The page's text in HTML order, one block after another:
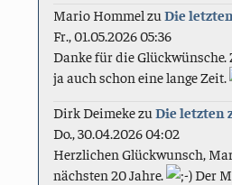
Mario Hommel zuDie
Fr., 01.05.2026 05:36
Danke für die Glückwünsche.
ja auch schon eine lange Zeit.
Dirk DeimekezuDie letzten
Do., 30.04.2026 04:02
Herzlichen Glückwunsch,
nächsten 20 Jahre.
Der